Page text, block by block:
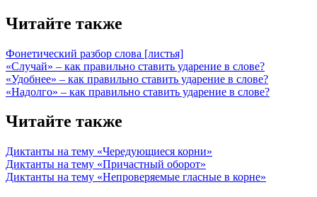
Читайте также
Фонетический разбор слова [листья]
«Случай» – как правильно ставить ударение в слове?
«Удобнее» – как правильно ставить ударение в слове?
«Надолго» – как правильно ставить ударение в слове?
Читайте также
Диктанты на тему «Чередующиеся корни»
Диктанты на тему «Причастный оборот»
Диктанты на тему «Непроверяемые гласные в корне»